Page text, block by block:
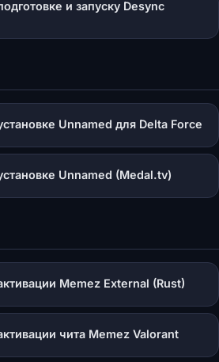
и запуску Desync
Unnamed для Delta Force
Unnamed (Medal.tv)
Memez External (Rust)
чита Memez Valorant